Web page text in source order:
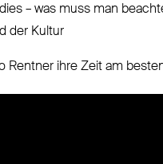
– was muss man
der Kultur
Rentner ihre Zeit am